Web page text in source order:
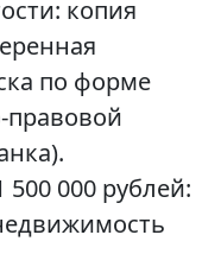
копия
по форме
правовой
000 рублей: